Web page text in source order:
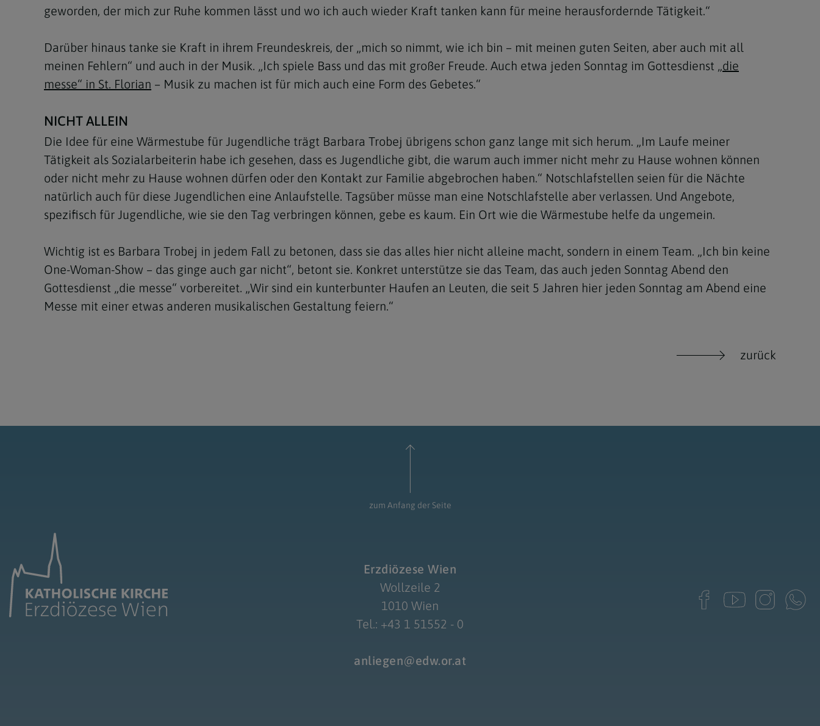
geworden, der mich zur Ruhe kommen lässt und wo ich auch wieder Kraft tanken kann für meine herausfordernde Tätigkeit.“
Darüber hinaus tanke sie Kraft in ihrem Freundeskreis, der „mich so nimmt, wie ich bin – mit meinen guten Seiten, aber auch mit all
meinen Fehlern“ und auch in der Musik. „Ich spiele Bass und das mit großer Freude. Auch etwa jeden Sonntag im Gottesdienst „die
messe“ in St. Florian – Musik zu machen ist für mich auch eine Form des Gebetes.“
NICHT ALLEIN
Die Idee für eine Wärmestube für Jugendliche trägt Barbara Trobej übrigens schon ganz lange mit sich herum. „Im Laufe meiner
Tätigkeit als Sozialarbeiterin habe ich gesehen, dass es Jugendliche gibt, die warum auch immer nicht mehr zu Hause wohnen können
oder nicht mehr zu Hause wohnen dürfen oder den Kontakt zur Familie abgebrochen haben.“ Notschlafstellen seien für die Nächte
natürlich auch für diese Jugendlichen eine Anlaufstelle. Tagsüber müsse man eine Notschlafstelle aber verlassen. Und Angebote,
spezifisch für Jugendliche, wie sie den Tag verbringen können, gebe es kaum. Ein Ort wie die Wärmestube helfe da ungemein.
Wichtig ist es Barbara Trobej in jedem Fall zu betonen, dass sie das alles hier nicht alleine macht, sondern in einem Team. „Ich bin keine
One-Woman-Show – das ginge auch gar nicht“, betont sie. Konkret unterstütze sie das Team, das auch jeden Sonntag Abend den
Gottesdienst „die messe“ vorbereitet. „Wir sind ein kunterbunter Haufen an Leuten, die seit 5 Jahren hier jeden Sonntag am Abend eine
Messe mit einer etwas anderen musikalischen Gestaltung feiern.“
zurück
zum Anfang der Seite
Erzdiözese Wien
Wollzeile 2
1010 Wien
Tel.: +43 1 51552 - 0
anliegen@edw.or.at